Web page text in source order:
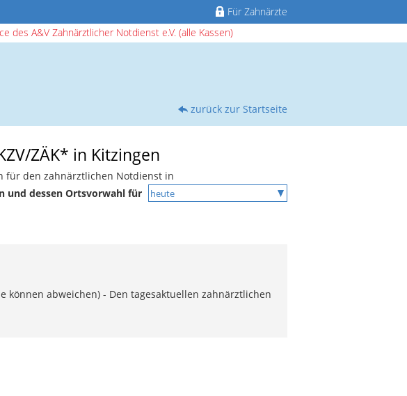
Für Zahnärzte
des A&V Zahnärztlicher Notdienst e.V. (alle Kassen)
zurück zur Startseite
ZÄK* in Kitzingen
für den zahnärztlichen Notdienst in
und dessen Ortsvorwahl für
abweichen) - Den tagesaktuellen zahnärztlichen